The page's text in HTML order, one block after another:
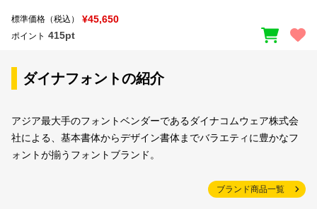
標準価格（税込） ¥45,650
ポイント 415pt
ダイナフォントの紹介
アジア最大手のフォントベンダーであるダイナコムウェア株式会
社による、基本書体からデザイン書体までバラエティに豊かなフ
ォントが揃うフォントブランド。
ブランド商品一覧